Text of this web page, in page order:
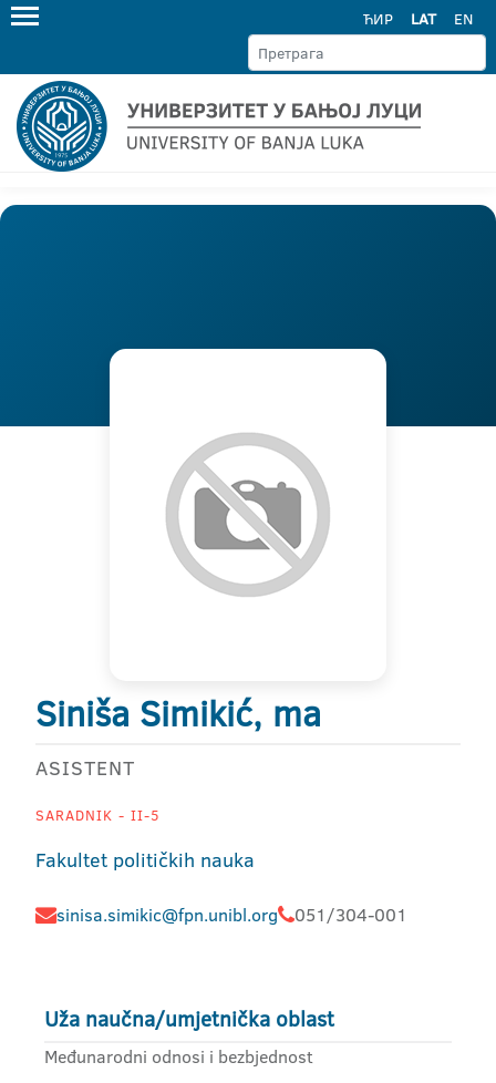
ЋИР LAT EN
Siniša Simikić, ma
ASISTENT
SARADNIK - II-5
Fakultet političkih nauka
sinisa.simikic@fpn.unibl.org 051/304-001
Uža naučna/umjetnička oblast
Međunarodni odnosi i bezbjednost